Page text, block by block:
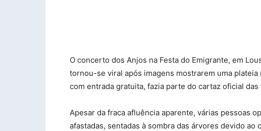
O concerto dos Anjos na Festa do Emigrante, em
tornou-se viral após imagens mostrarem uma
com entrada gratuita, fazia parte do cartaz oficial
Apesar da fraca afluência aparente, várias pessoas
afastadas, sentadas à sombra das árvores devido